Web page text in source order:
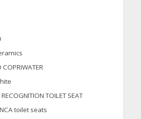
COPRIWATER
TOILET SEAT
toilet seats